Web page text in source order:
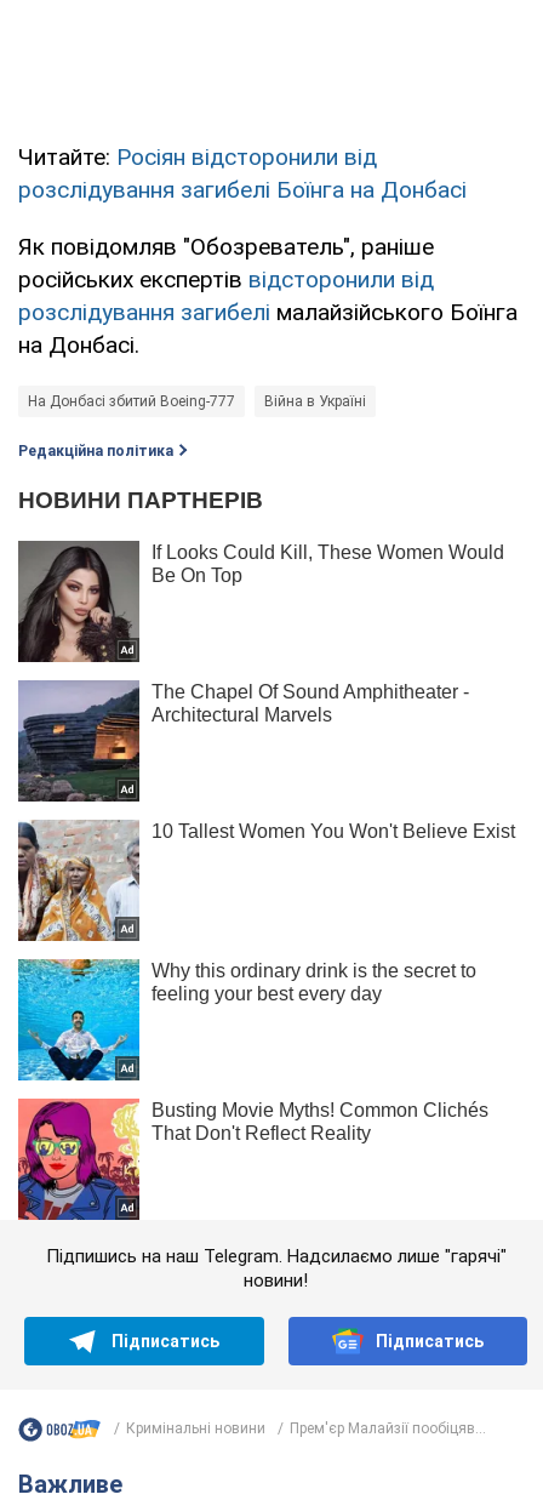
Читайте: Росіян відсторонили від
розслідування загибелі Боїнга на Донбасі
Як повідомляв "Обозреватель", раніше
російських експертів відсторонили від
розслідування загибелі малайзійського Боїнга
на Донбасі.
На Донбасі збитий Boeing-777 Війна в Україні
Редакційна політика
Підпишись на наш Telegram. Надсилаємо лише "гарячі"
новини!
Підписатись Підписатись
Кримінальні новини Прем'єр Малайзії пообіцяв...
Важливе